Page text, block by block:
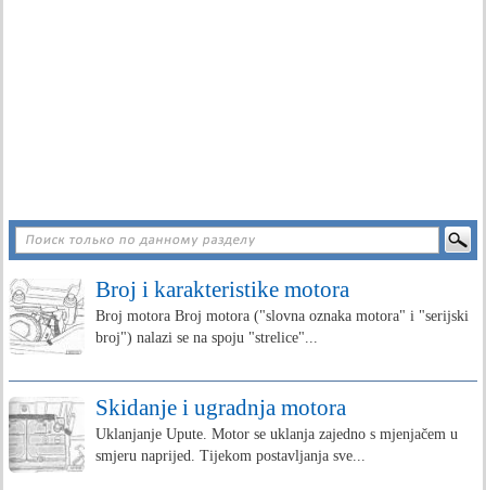
Broj i karakteristike motora
Broj motora Broj motora ("slovna oznaka motora" i "serijski
broj") nalazi se na spoju "strelice"...
Skidanje i ugradnja motora
Uklanjanje Upute. Motor se uklanja zajedno s mjenjačem u
smjeru naprijed. Tijekom postavljanja sve...